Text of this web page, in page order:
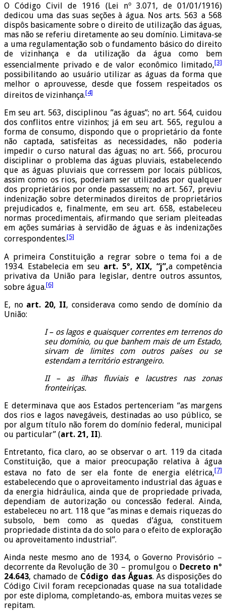
O Código Civil de 1916 (Lei nº 3.071, de 01/01/1916)
dedicou uma das suas seções à água. Nos arts. 563 a 568
dispôs basicamente sobre o direito de utilização das águas,
mas não se referiu diretamente ao seu domínio. Limitava-se
a uma regulamentação sob o fundamento básico do direito
de vizinhança e da utilização da água como bem
essencialmente privado e de valor econômico limitado,[3]
possibilitando ao usuário utilizar as águas da forma que
melhor o aprouvesse, desde que fossem respeitados os
direitos de vizinhança.[4]
Em seu art. 563, disciplinou ”as águas”; no art. 564, cuidou
dos conflitos entre vizinhos; já em seu art. 565, regulou a
forma de consumo, dispondo que o proprietário da fonte
não captada, satisfeitas as necessidades, não poderia
impedir o curso natural das águas; no art. 566, procurou
disciplinar o problema das águas pluviais, estabelecendo
que as águas pluviais que corressem por locais públicos,
assim como os rios, poderiam ser utilizadas por qualquer
dos proprietários por onde passassem; no art. 567, previu
indenização sobre determinados direitos de proprietários
prejudicados e, finalmente, em seu art. 658, estabeleceu
normas procedimentais, afirmando que seriam pleiteadas
em ações sumárias à servidão de águas e às indenizações
correspondentes.[5]
A primeira Constituição a regrar sobre o tema foi a de
1934. Estabelecia em seu art. 5º, XIX, “j”,a competência
privativa da União para legislar, dentre outros assuntos,
sobre água.[6]
E, no art. 20, II, considerava como sendo de domínio da
União:
I – os lagos e quaisquer correntes em terrenos do
seu domínio, ou que banhem mais de um Estado,
sirvam de limites com outros países ou se
estendam a território estrangeiro.
II – as ilhas fluviais e lacustres nas zonas
fronteiriças.
E determinava que aos Estados pertenceriam “as margens
dos rios e lagos navegáveis, destinadas ao uso público, se
por algum título não forem do domínio federal, municipal
ou particular” (art. 21, II).
Entretanto, fica claro, ao se observar o art. 119 da citada
Constituição, que a maior preocupação relativa à água
estava no fato de ser ela fonte de energia elétrica,[7]
estabelecendo que o aproveitamento industrial das águas e
da energia hidráulica, ainda que de propriedade privada,
dependiam de autorização ou concessão federal. Ainda,
estabeleceu no art. 118 que “as minas e demais riquezas do
subsolo, bem como as quedas d’água, constituem
propriedade distinta da do solo para o efeito de exploração
ou aproveitamento industrial”.
Ainda neste mesmo ano de 1934, o Governo Provisório –
decorrente da Revolução de 30 – promulgou o Decreto nº
24.643, chamado de Código das Águas. As disposições do
Código Civil foram recepcionadas quase na sua totalidade
por este diploma, completando-as, embora muitas vezes se
repitam.